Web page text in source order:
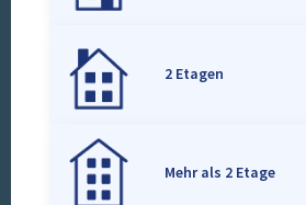
2 Etagen
Mehr als 2 Etage